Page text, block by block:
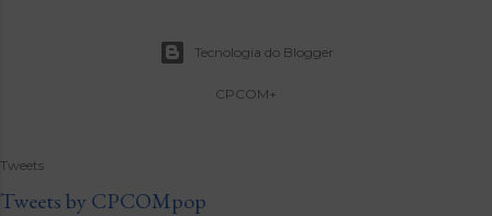
Tecnologia do Blogger
CPCOM+
Tweets
Tweets by CPCOMpop